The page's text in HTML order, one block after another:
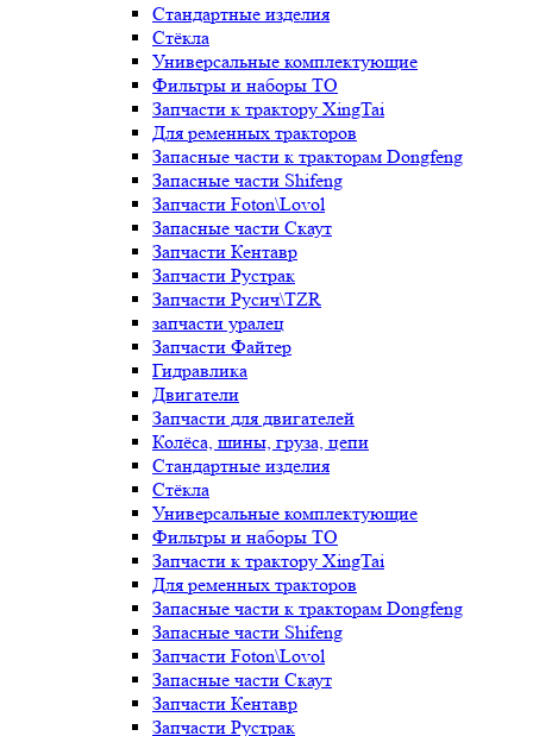
Стандартные изделия
Стёкла
Универсальные комплектующие
Фильтры и наборы ТО
Запчасти к трактору XingTai
Для ременных тракторов
Запасные части к тракторам Dongfeng
Запасные части Shifeng
Запчасти Foton\Lovol
Запасные части Скаут
Запчасти Кентавр
Запчасти Рустрак
Запчасти Русич\TZR
запчасти уралец
Запчасти Файтер
Гидравлика
Двигатели
Запчасти для двигателей
Колёса, шины, груза, цепи
Стандартные изделия
Стёкла
Универсальные комплектующие
Фильтры и наборы ТО
Запчасти к трактору XingTai
Для ременных тракторов
Запасные части к тракторам Dongfeng
Запасные части Shifeng
Запчасти Foton\Lovol
Запасные части Скаут
Запчасти Кентавр
Запчасти Рустрак